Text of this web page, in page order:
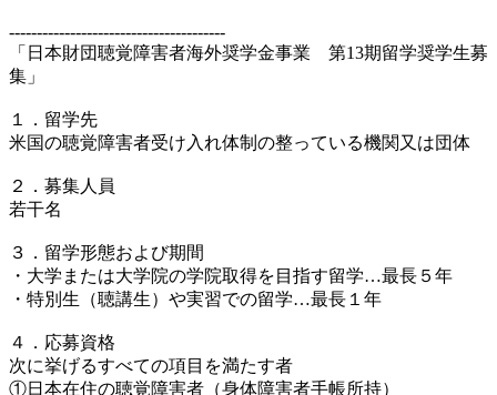
---------------------------------------
「日本財団聴覚障害者海外奨学金事業 第13期留学奨学生募
集」
１．留学先
米国の聴覚障害者受け入れ体制の整っている機関又は団体
２．募集人員
若干名
３．留学形態および期間
・大学または大学院の学院取得を目指す留学…最長５年
・特別生（聴講生）や実習での留学…最長１年
４．応募資格
次に挙げるすべての項目を満たす者
①日本在住の聴覚障害者（身体障害者手帳所持）